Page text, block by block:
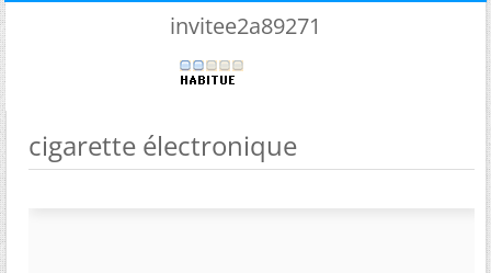
invitee2a89271
cigarette électronique